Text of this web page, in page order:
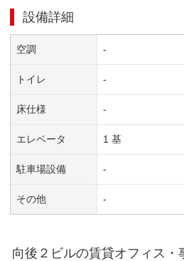
設備詳細
空調 -
トイレ -
床仕様 -
エレベータ 1 基
駐車場設備 -
その他 -
向後２ビルの賃貸オフィス・